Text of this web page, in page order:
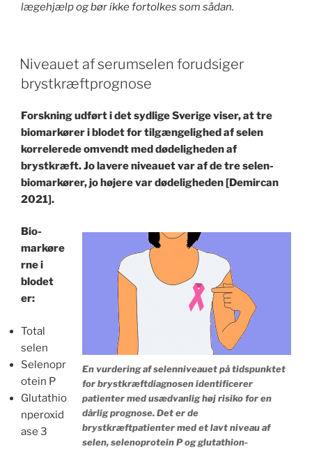
lægehjælp og bør ikke fortolkes som sådan.
POSTED
ON
Niveauet af serumselen forudsiger
brystkræftprognose
Forskning udført i det sydlige Sverige viser, at tre
biomarkører i blodet for tilgængelighed af selen
korrelerede omvendt med dødeligheden af
brystkræft. Jo lavere niveauet var af de tre selen-
biomarkører, jo højere var dødeligheden [Demircan
2021].
En vurdering af selenniveauet på tidspunktet
for brystkræftdiagnosen identificerer
patienter med usædvanlig høj risiko for en
dårlig prognose. Det er de
brystkræftpatienter med et lavt niveau af
selen, selenoprotein P og glutathion-
Bio-
markøre
rne i
blodet
er:
Total
selen
Selenopr
otein P
Glutathio
nperoxid
ase 3